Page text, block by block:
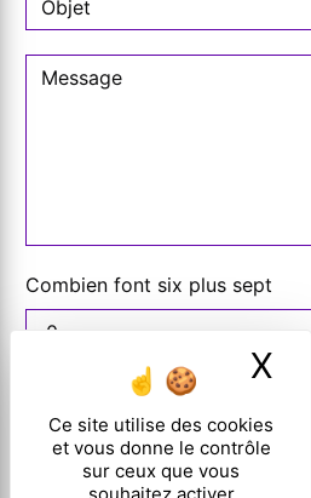
Ce site utilise des cookies
et vous donne le contrôle
sur ceux que vous
X
Combien font six plus sept
En cochant cette case,
particulières ci-dessous **